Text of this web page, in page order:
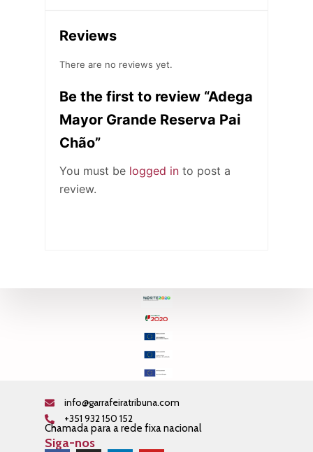
Reviews
There are no reviews yet.
Be the first to review “Adega
Mayor Grande Reserva Pai
Chão”
You must be logged in to post a
review.
info@garrafeiratribuna.com
+351 932 150 152
Chamada para a rede fixa nacional
Siga-nos